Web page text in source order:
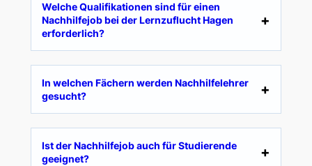
Welche Qualifikationen sind für einen
Nachhilfejob bei der Lernzuflucht Hagen
erforderlich?
In welchen Fächern werden Nachhilfelehrer
gesucht?
Ist der Nachhilfejob auch für Studierende
geeignet?